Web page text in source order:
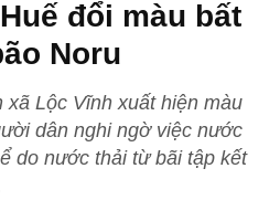
đổi màu bất
Noru
Lộc Vĩnh xuất hiện màu
dân nghi ngờ việc nước
do nước thải từ bãi tập kết